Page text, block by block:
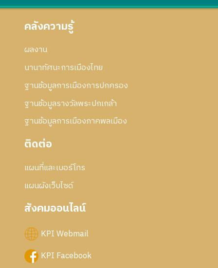
คลังความรู้
ผลงาน
นานาทัศนะการเมืองไทย
ฐานข้อมูลการเมืองการปกครอง
ฐานข้อมูลรางวัลพระปกเกล้า
ฐานข้อมูลการเมืองภาคพลเมือง
ติดต่อ
แผนที่และเบอร์โทร
แผนผังเว็บไซด์
สังคมออนไลน์
KPI Webmail
KPI Facebook